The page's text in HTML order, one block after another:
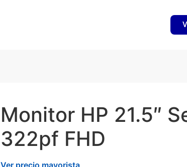
Monitor HP 21.5″
322pf FHD
Ver precio mayorista